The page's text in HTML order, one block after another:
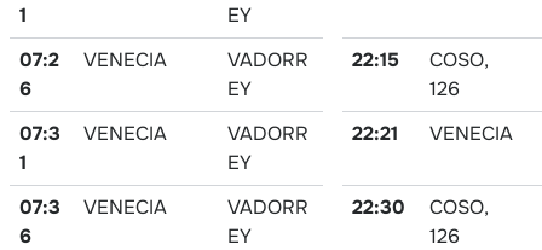
1
EY
07:2
6
VENECIA
VADORR
EY
07:3
1
VENECIA
VADORR
EY
07:3
6
VENECIA
VADORR
EY
22:15
COSO,
126
22:21
VENECIA
22:30
COSO,
126